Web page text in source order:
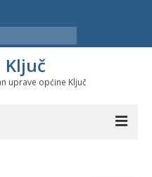
Ključ
uprave općine Ključ